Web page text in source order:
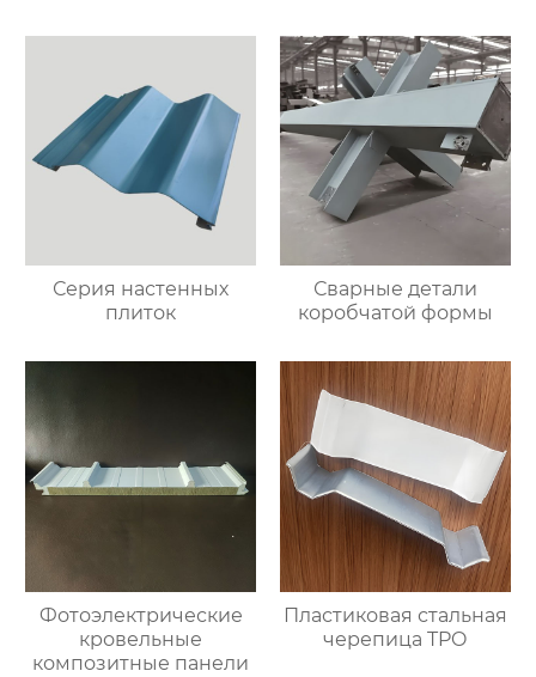
Серия настенных
плиток
Сварные детали
коробчатой формы
Фотоэлектрические
кровельные
композитные панели
Пластиковая стальная
черепица TPO